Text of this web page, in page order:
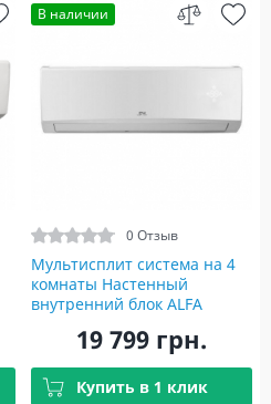
В наличии
0 Отзыв
Мультисплит система на 4
комнаты Настенный
внутренний блок ALFA
S24FTXE-NG(I)
19 799 грн.
Купить в 1 клик